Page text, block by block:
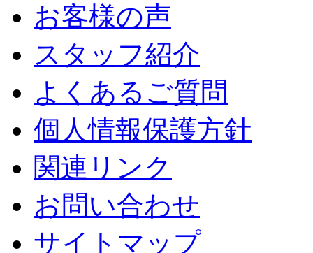
お客様の声
スタッフ紹介
よくあるご質問
個人情報保護方針
関連リンク
お問い合わせ
サイトマップ